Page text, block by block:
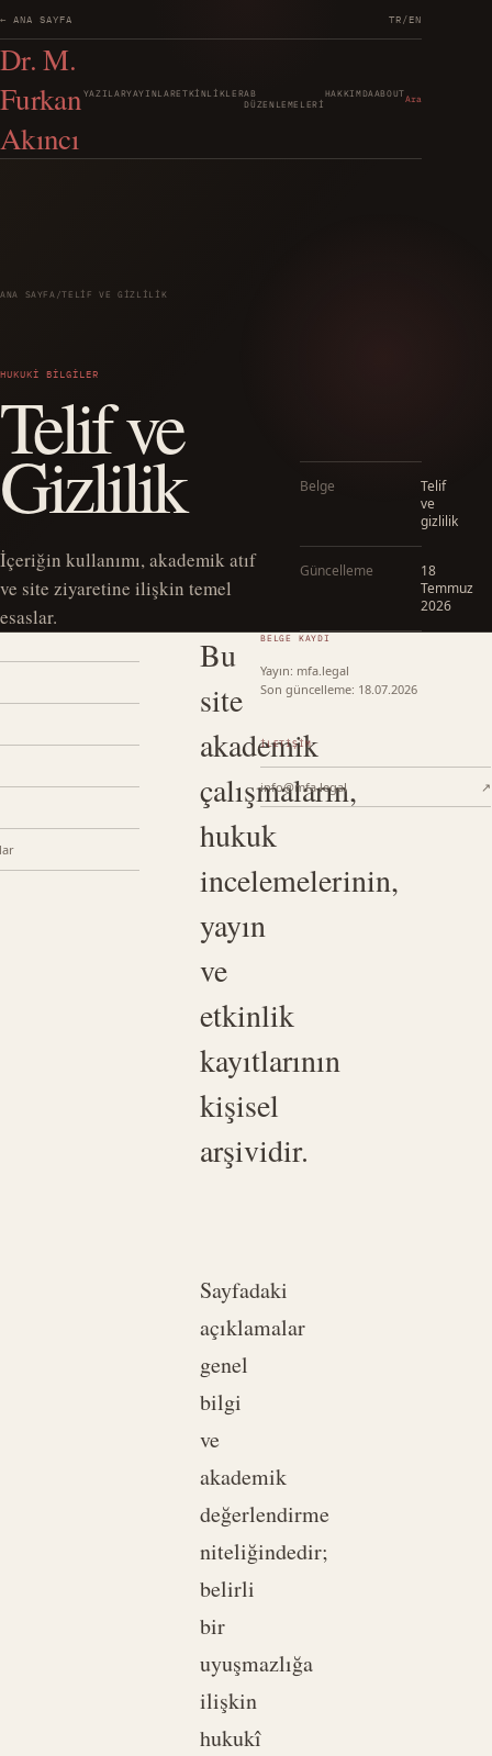
← ANA SAYFA TR/EN
Dr. M.
Furkan
Akıncı
YAZILARYAYINLARETKINLIKLERAB
DÜZENLEMELERI
HAKKIMDAABOUTAra
ANA SAYFA /TELIF VE GIZLILIK
HUKUKI BILGILER
Telif ve
Gizlilik
İçeriğin kullanımı, akademik atıf
ve site ziyaretine ilişkin temel
esaslar.
Belge
Telif
ve
gizlilik
Güncelleme
18
Temmuz
2026
Bu
site
akademik
çalışmaların,
hukuk
incelemelerinin,
yayın
ve
etkinlik
kayıtlarının
kişisel
arşividir.
Sayfadaki
açıklamalar
genel
bilgi
ve
akademik
değerlendirme
niteliğindedir;
belirli
bir
uyuşmazlığa
ilişkin
hukukî
BELGE KAYDI
Yayın: mfa.legal
Son güncelleme: 18.07.2026
İLETIŞIM
info@mfa.legal ↗